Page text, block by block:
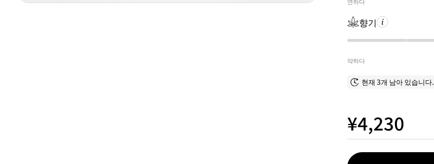
향기
약하다
현재 3개 남아 있습니다.
¥4,230